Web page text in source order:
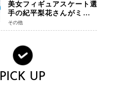
美女フィギュアスケート選
手の紀平梨花さんがミラノ
五輪出場断念 中部選手権欠
場を発表「安全最優先の判
その他
PICK UP